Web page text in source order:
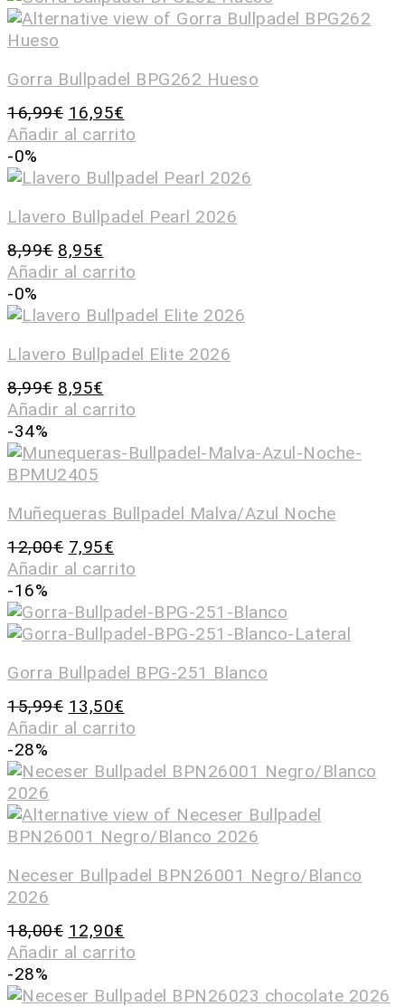
Gorra Bullpadel BPG262 Hueso
16,99€ 16,95€
Añadir al carrito
-0%
Llavero Bullpadel Pearl 2026
8,99€ 8,95€
Añadir al carrito
-0%
Llavero Bullpadel Elite 2026
8,99€ 8,95€
Añadir al carrito
-34%
Muñequeras Bullpadel Malva/Azul Noche
12,00€ 7,95€
Añadir al carrito
-16%
Gorra Bullpadel BPG-251 Blanco
15,99€ 13,50€
Añadir al carrito
-28%
Neceser Bullpadel BPN26001 Negro/Blanco
2026
18,00€ 12,90€
Añadir al carrito
-28%